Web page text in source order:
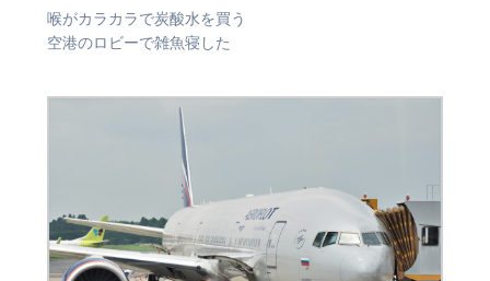
喉がカラカラで炭酸水を買う
空港のロビーで雑魚寝した